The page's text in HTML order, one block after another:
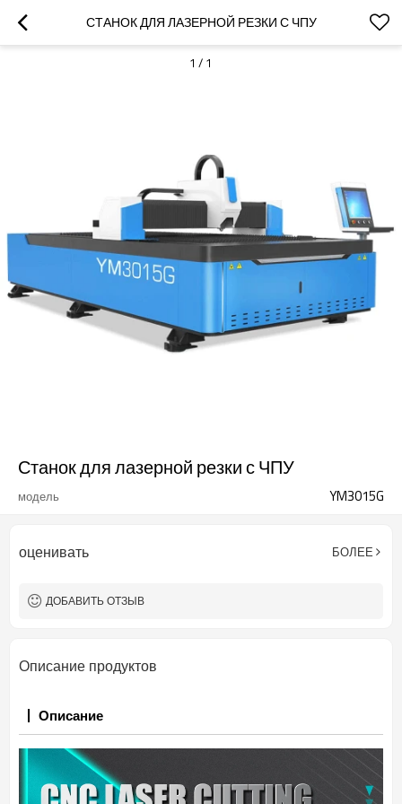
СТАНОК ДЛЯ ЛАЗЕРНОЙ РЕЗКИ С ЧПУ
1 / 1
Станок для лазерной резки с ЧПУ
модель YM3015G
оценивать БОЛЕЕ
ДОБАВИТЬ ОТЗЫВ
Описание продуктов
Описание